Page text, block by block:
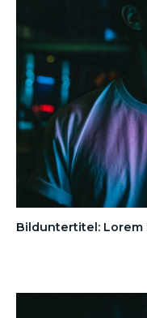
Bilduntertitel: Lorem